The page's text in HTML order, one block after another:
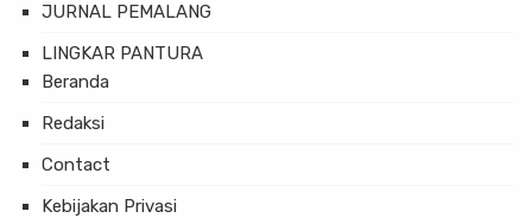
JURNAL PEMALANG
LINGKAR PANTURA
Beranda
Redaksi
Contact
Kebijakan Privasi